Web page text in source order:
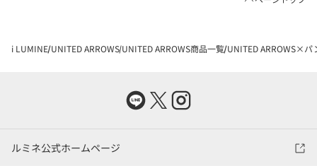
i LUMINE UNITED ARROWS UNITED ARROWS商品一覧 UNITED ARROWS×パ
ルミネ公式ホームページ